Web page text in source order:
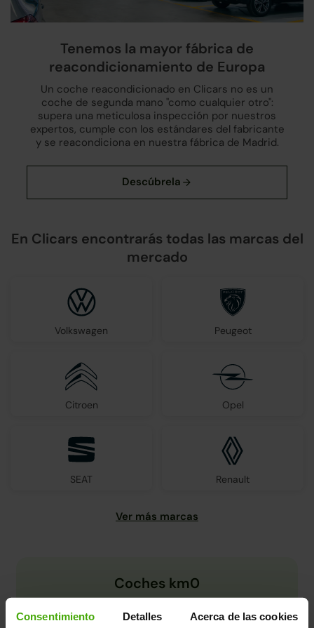
Consentimiento Detalles Acerca de las cookies
Tenemos la mayor fábrica de
reacondicionamiento de Europa
Un coche reacondicionado en Clicars no es un
coche de segunda mano "como cualquier otro":
supera una meticulosa inspección por nuestros
expertos, cumple con los estándares del fabricante
y se reacondiciona en nuestra fábrica de Madrid.
En Clicars encontrarás todas las marcas del
mercado
Volkswagen Peugeot
Citroen Opel
SEAT Renault
Coches km0